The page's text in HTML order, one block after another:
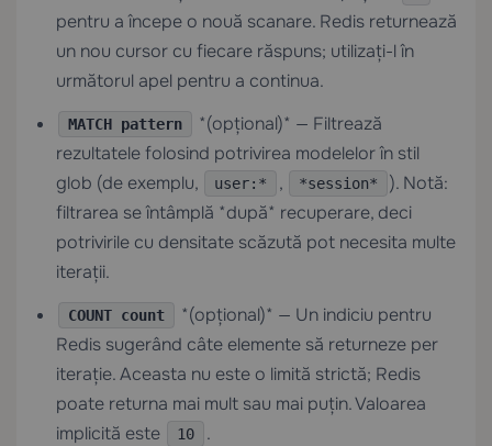
pentru a începe o nouă scanare. Redis returnează
un nou cursor cu fiecare răspuns; utilizați-l în
următorul apel pentru a continua.
MATCH pattern
*(opțional)* — Filtrează
rezultatele folosind potrivirea modelelor în stil
glob (de exemplu,
user:* , *session*
). Notă:
filtrarea se întâmplă *după* recuperare, deci
potrivirile cu densitate scăzută pot necesita multe
iterații.
COUNT count
*(opțional)* — Un indiciu pentru
Redis sugerând câte elemente să returneze per
iterație. Aceasta nu este o limită strictă; Redis
poate returna mai mult sau mai puțin. Valoarea
implicită este
10 .